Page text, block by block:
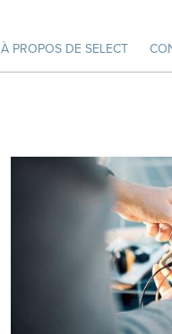
À PROPOS DE SELECT